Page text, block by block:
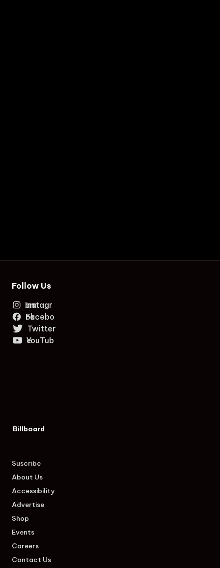
Follow Us
Instagram
Facebook
Twitter
YouTube
Billboard
Suscribe
About Us
Accessibility
Advertise
Shop
Events
Careers
Contact Us